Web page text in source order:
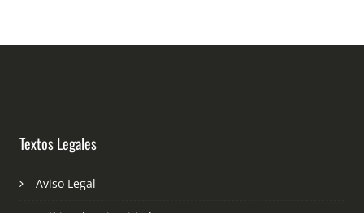
Textos Legales
Aviso Legal